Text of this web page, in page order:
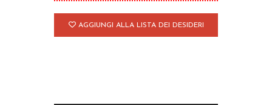
AGGIUNGI ALLA LISTA DEI DESIDERI